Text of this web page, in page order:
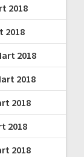
2018
2018
2018
2018
2018
2018
2018